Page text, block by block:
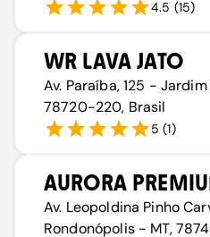
4.5 (15)
WR LAVA JATO
Av. Paraíba, 125 -
78720-220, Brasil
5 (1)
AURORA
Av. Leopoldina Pinho
Rondonópolis - MT,